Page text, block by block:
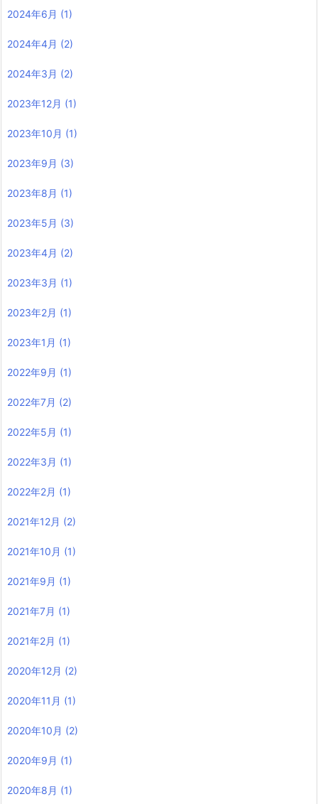
2024年6月 (1)
2024年4月 (2)
2024年3月 (2)
2023年12月 (1)
2023年10月 (1)
2023年9月 (3)
2023年8月 (1)
2023年5月 (3)
2023年4月 (2)
2023年3月 (1)
2023年2月 (1)
2023年1月 (1)
2022年9月 (1)
2022年7月 (2)
2022年5月 (1)
2022年3月 (1)
2022年2月 (1)
2021年12月 (2)
2021年10月 (1)
2021年9月 (1)
2021年7月 (1)
2021年2月 (1)
2020年12月 (2)
2020年11月 (1)
2020年10月 (2)
2020年9月 (1)
2020年8月 (1)